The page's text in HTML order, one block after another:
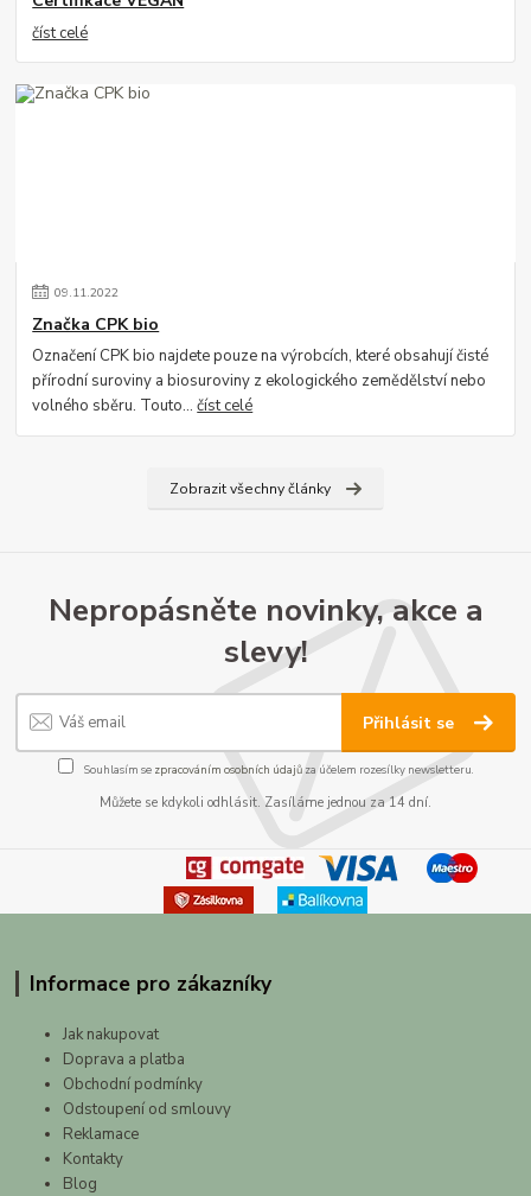
číst celé
09.11.2022
Značka CPK bio
Označení CPK bio najdete pouze na výrobcích, které obsahují čisté
přírodní suroviny a biosuroviny z ekologického zemědělství nebo
volného sběru. Touto...číst celé
Zobrazit všechny články
Nepropásněte novinky, akce a
slevy!
Přihlásit se
Souhlasím se zpracováním osobních údajůza účelem rozesílky newsletteru.
Můžete se kdykoli odhlásit. Zasíláme jednou za 14 dní.
Informace pro zákazníky
Jak nakupovat
Doprava a platba
Obchodní podmínky
Odstoupení od smlouvy
Reklamace
Kontakty
Blog